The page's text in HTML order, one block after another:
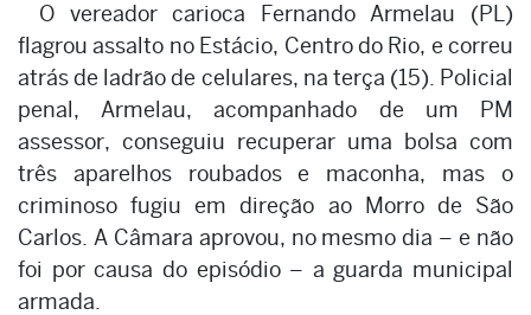
O vereador carioca Fernando Armelau (PL)
flagrou assalto no Estácio, Centro do Rio, e correu
atrás de ladrão de celulares, na terça (15). Policial
penal, Armelau, acompanhado de um PM
assessor, conseguiu recuperar uma bolsa com
três aparelhos roubados e maconha, mas o
criminoso fugiu em direção ao Morro de São
Carlos. A Câmara aprovou, no mesmo dia – e não
foi por causa do episódio – a guarda municipal
armada.